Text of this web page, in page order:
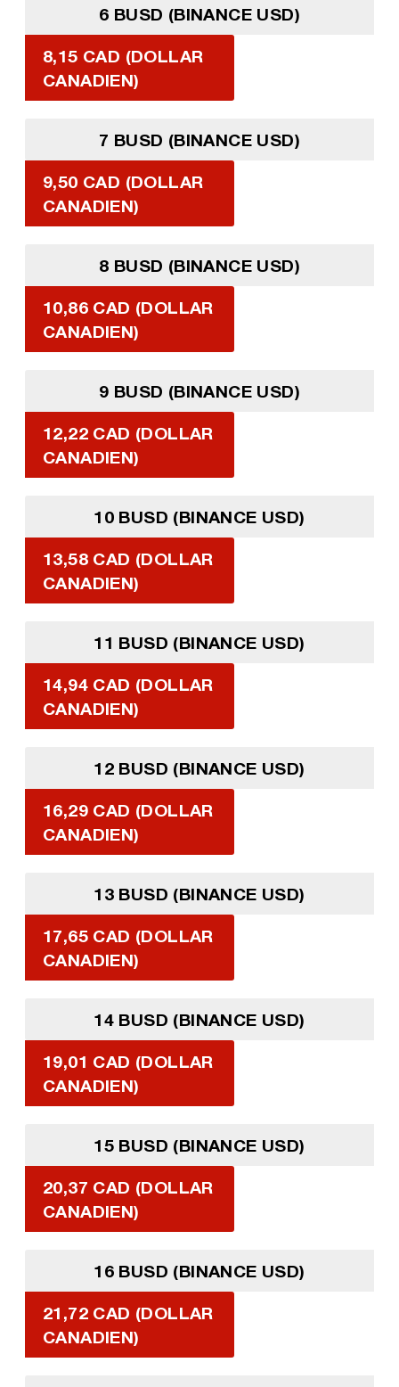
6 BUSD (BINANCE USD)
8,15 CAD (DOLLAR
CANADIEN)
7 BUSD (BINANCE USD)
9,50 CAD (DOLLAR
CANADIEN)
8 BUSD (BINANCE USD)
10,86 CAD (DOLLAR
CANADIEN)
9 BUSD (BINANCE USD)
12,22 CAD (DOLLAR
CANADIEN)
10 BUSD (BINANCE USD)
13,58 CAD (DOLLAR
CANADIEN)
11 BUSD (BINANCE USD)
14,94 CAD (DOLLAR
CANADIEN)
12 BUSD (BINANCE USD)
16,29 CAD (DOLLAR
CANADIEN)
13 BUSD (BINANCE USD)
17,65 CAD (DOLLAR
CANADIEN)
14 BUSD (BINANCE USD)
19,01 CAD (DOLLAR
CANADIEN)
15 BUSD (BINANCE USD)
20,37 CAD (DOLLAR
CANADIEN)
16 BUSD (BINANCE USD)
21,72 CAD (DOLLAR
CANADIEN)